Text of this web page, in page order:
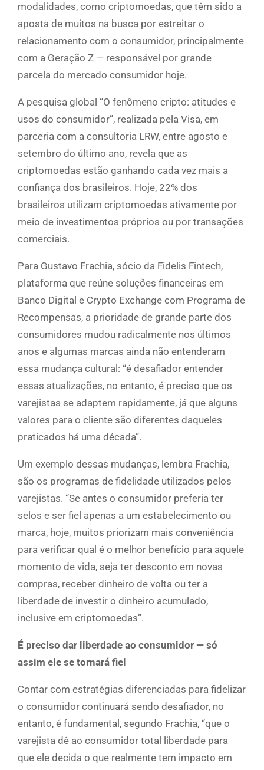
modalidades, como criptomoedas, que têm sido a
aposta de muitos na busca por estreitar o
relacionamento com o consumidor, principalmente
com a Geração Z — responsável por grande
parcela do mercado consumidor hoje.
A pesquisa global “O fenômeno cripto: atitudes e
usos do consumidor”, realizada pela Visa, em
parceria com a consultoria LRW, entre agosto e
setembro do último ano, revela que as
criptomoedas estão ganhando cada vez mais a
confiança dos brasileiros. Hoje, 22% dos
brasileiros utilizam criptomoedas ativamente por
meio de investimentos próprios ou por transações
comerciais.
Para Gustavo Frachia, sócio da Fidelis Fintech,
plataforma que reúne soluções financeiras em
Banco Digital e Crypto Exchange com Programa de
Recompensas, a prioridade de grande parte dos
consumidores mudou radicalmente nos últimos
anos e algumas marcas ainda não entenderam
essa mudança cultural: “é desafiador entender
essas atualizações, no entanto, é preciso que os
varejistas se adaptem rapidamente, já que alguns
valores para o cliente são diferentes daqueles
praticados há uma década”.
Um exemplo dessas mudanças, lembra Frachia,
são os programas de fidelidade utilizados pelos
varejistas. “Se antes o consumidor preferia ter
selos e ser fiel apenas a um estabelecimento ou
marca, hoje, muitos priorizam mais conveniência
para verificar qual é o melhor benefício para aquele
momento de vida, seja ter desconto em novas
compras, receber dinheiro de volta ou ter a
liberdade de investir o dinheiro acumulado,
inclusive em criptomoedas”.
É preciso dar liberdade ao consumidor — só
assim ele se tornará fiel
Contar com estratégias diferenciadas para fidelizar
o consumidor continuará sendo desafiador, no
entanto, é fundamental, segundo Frachia, “que o
varejista dê ao consumidor total liberdade para
que ele decida o que realmente tem impacto em